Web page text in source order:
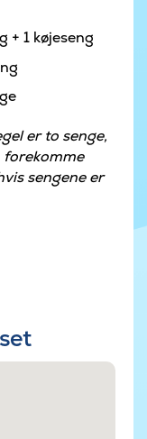
+ 1 køjeseng
er to senge,
forekomme
sengene er